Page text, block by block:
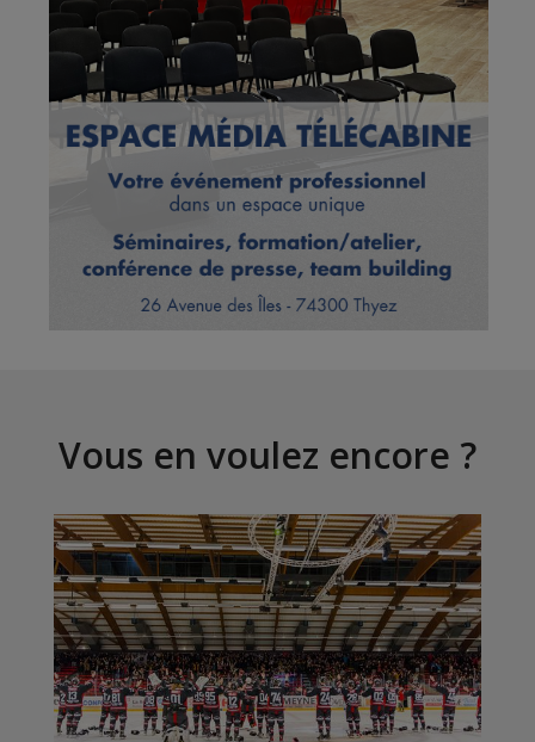
Vous en voulez encore ?